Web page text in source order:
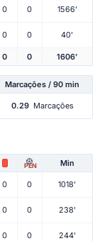
0 0 1566'
0 0 40'
0 0 1606'
Marcações / 90 min
0.29 Marcações
PEN Min
0 0 1018'
0 0 238'
0 0 244'